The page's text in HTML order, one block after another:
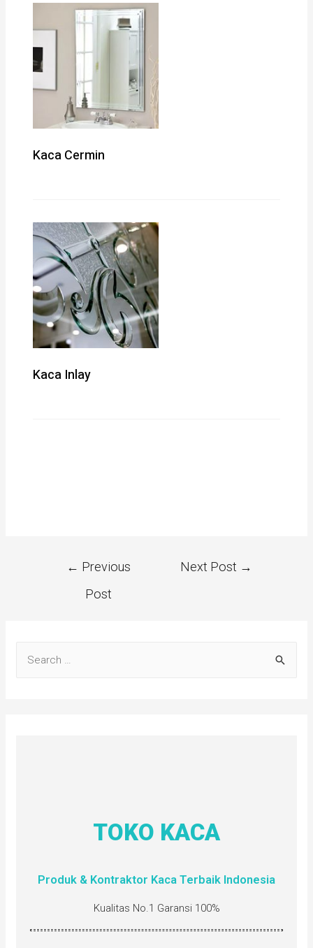
Kaca Cermin
Kaca Inlay
← Previous
Post
Next Post →
TOKO KACA
Produk & Kontraktor Kaca Terbaik Indonesia
Kualitas No.1 Garansi 100%